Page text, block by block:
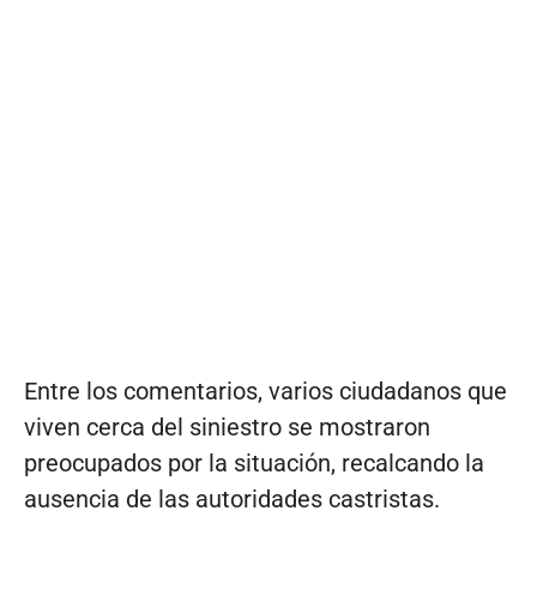
Entre los comentarios, varios ciudadanos que
viven cerca del siniestro se mostraron
preocupados por la situación, recalcando la
ausencia de las autoridades castristas.